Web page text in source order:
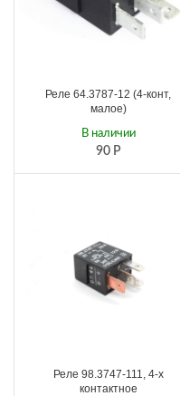
Реле 64.3787-12 (4-конт,
малое)
90 Р
В наличии
Реле 98.3747-111, 4-х
контактное